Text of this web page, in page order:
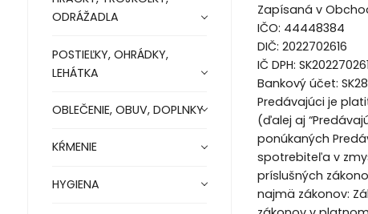
ODRÁŽADLA
POSTIEĽKY, OHRÁDKY,
LEHÁTKA
OBLEČENIE, OBUV, DOPLNKY
KŔMENIE
HYGIENA
Zapísaná v
IČO: 44448384
DIČ: 2022702616
IČ DPH:
Bankový účet:
Predávajúci je
(ďalej aj
ponúkaných
spotrebiteľa v
príslušných
najmä zákonov: